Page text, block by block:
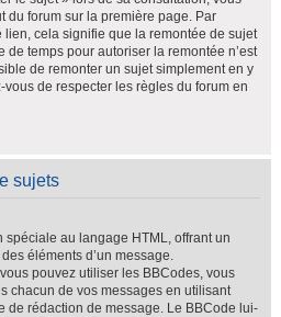
du forum sur la première page. Par
cela signifie que la remontée de sujet
de temps pour autoriser la remontée n’est
de remonter un sujet simplement en y
de respecter les règles du forum en
sujets
spéciale au langage HTML, offrant un
éléments d’un message.
pouvez utiliser les BBCodes, vous
chacun de vos messages en utilisant
de rédaction de message. Le BBCode lui-